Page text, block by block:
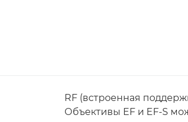
RF (встроенная
Объективы EF и EF-S